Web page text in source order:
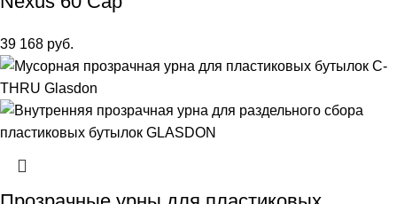
39 168 руб.